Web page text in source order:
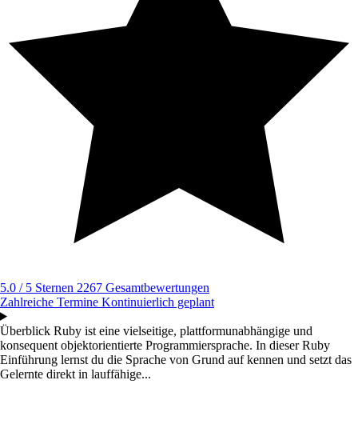
5.0 / 5 Sternen 2267 Gesamtbewertungen
Zahlreiche Termine Kontinuierlich geplant
Überblick Ruby ist eine vielseitige, plattformunabhängige und
konsequent objektorientierte Programmiersprache. In dieser Ruby
Einführung lernst du die Sprache von Grund auf kennen und setzt das
Gelernte direkt in lauffähige...